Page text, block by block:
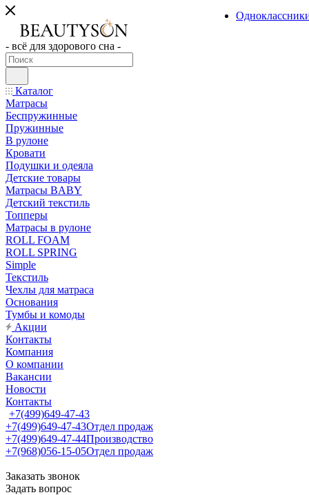
- всё для здорового сна -
Каталог
Матрасы
Беспружинные
Пружинные
В рулоне
Кровати
Подушки и одеяла
Детские товары
Матрасы BABY
Детский текстиль
Топперы
Матрасы в рулоне
ROLL FOAM
ROLL SPRING
Simple
Текстиль
Чехлы для матраса
Основания
Тумбы и комоды
Акции
Контакты
Компания
О компании
Вакансии
Новости
Контакты
+7(499)649-47-43
+7(499)649-47-43Отдел продаж
+7(499)649-47-44Производство
+7(968)056-15-05Отдел продаж
Заказать звонок
Задать вопрос